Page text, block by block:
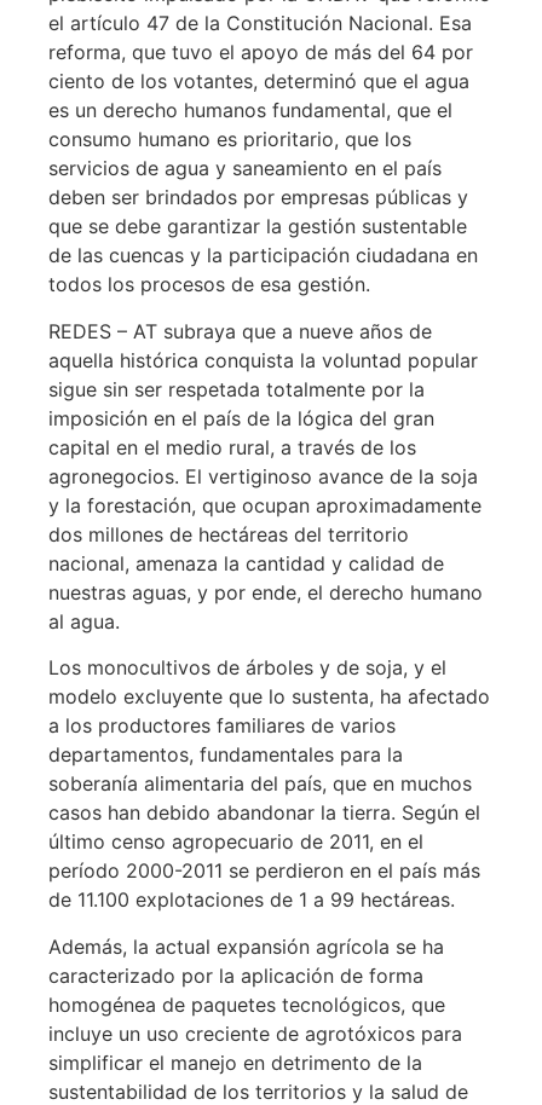
el artículo 47 de la Constitución Nacional. Esa
reforma, que tuvo el apoyo de más del 64 por
ciento de los votantes, determinó que el agua
es un derecho humanos fundamental, que el
consumo humano es prioritario, que los
servicios de agua y saneamiento en el país
deben ser brindados por empresas públicas y
que se debe garantizar la gestión sustentable
de las cuencas y la participación ciudadana en
todos los procesos de esa gestión.
REDES – AT subraya que a nueve años de
aquella histórica conquista la voluntad popular
sigue sin ser respetada totalmente por la
imposición en el país de la lógica del gran
capital en el medio rural, a través de los
agronegocios. El vertiginoso avance de la soja
y la forestación, que ocupan aproximadamente
dos millones de hectáreas del territorio
nacional, amenaza la cantidad y calidad de
nuestras aguas, y por ende, el derecho humano
al agua.
Los monocultivos de árboles y de soja, y el
modelo excluyente que lo sustenta, ha afectado
a los productores familiares de varios
departamentos, fundamentales para la
soberanía alimentaria del país, que en muchos
casos han debido abandonar la tierra. Según el
último censo agropecuario de 2011, en el
período 2000-2011 se perdieron en el país más
de 11.100 explotaciones de 1 a 99 hectáreas.
Además, la actual expansión agrícola se ha
caracterizado por la aplicación de forma
homogénea de paquetes tecnológicos, que
incluye un uso creciente de agrotóxicos para
simplificar el manejo en detrimento de la
sustentabilidad de los territorios y la salud de